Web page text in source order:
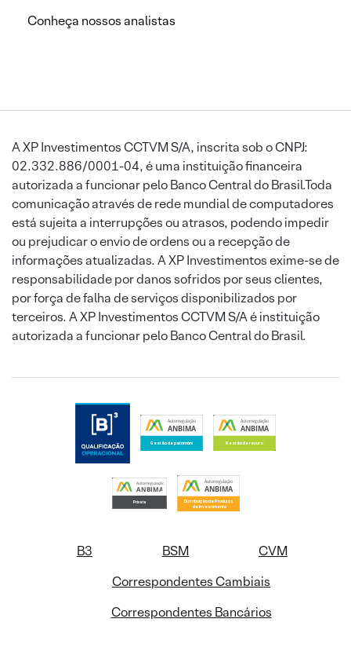
Conheça nossos analistas
A XP Investimentos CCTVM S/A, inscrita sob o CNPJ:
02.332.886/0001-04, é uma instituição financeira
autorizada a funcionar pelo Banco Central do Brasil.Toda
comunicação através de rede mundial de computadores
está sujeita a interrupções ou atrasos, podendo impedir
ou prejudicar o envio de ordens ou a recepção de
informações atualizadas. A XP Investimentos exime-se de
responsabilidade por danos sofridos por seus clientes,
por força de falha de serviços disponibilizados por
terceiros. A XP Investimentos CCTVM S/A é instituição
autorizada a funcionar pelo Banco Central do Brasil.
B3 BSM
CVM
Correspondentes Cambiais
Correspondentes Bancários